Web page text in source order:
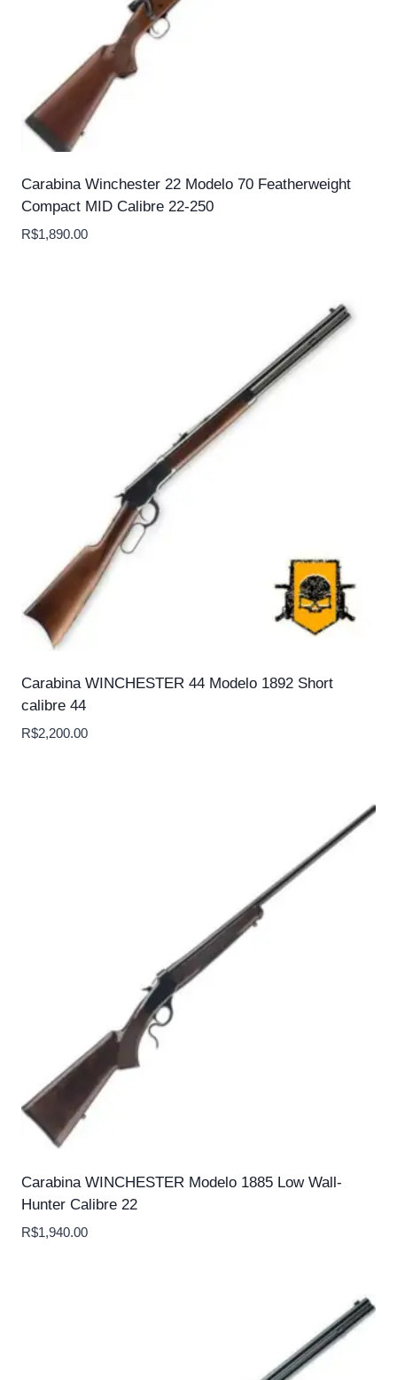
Carabina Winchester 22 Modelo 70 Featherweight
Compact MID Calibre 22-250
R$1,890.00
Carabina WINCHESTER 44 Modelo 1892 Short
calibre 44
R$2,200.00
Carabina WINCHESTER Modelo 1885 Low Wall-
Hunter Calibre 22
R$1,940.00